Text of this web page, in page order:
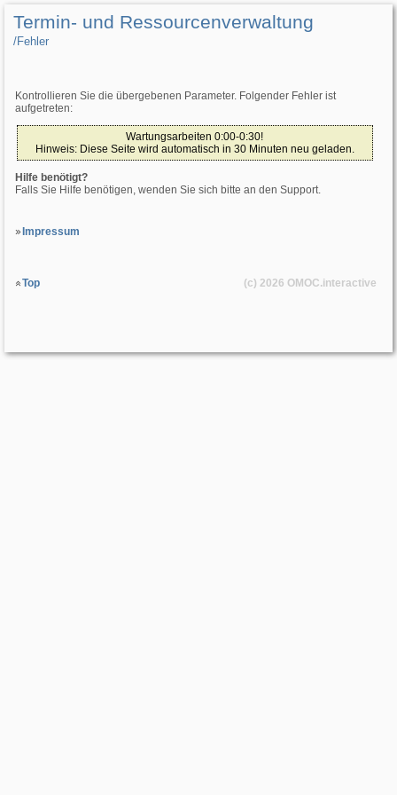
Termin- und Ressourcenverwaltung
/­Fehler
Kontrollieren Sie die übergebenen Parameter. Folgender Fehler ist
aufgetreten:
Wartungsarbeiten 0:00-0:30!
Hinweis: Diese Seite wird automatisch in 30 Minuten neu geladen.
Hilfe benötigt?
Falls Sie Hilfe benötigen, wenden Sie sich bitte an den Support.
Impressum
Top (c) 2026 OMOC.interactive